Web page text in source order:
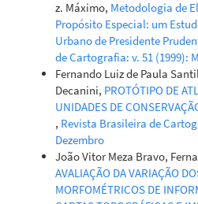
z. Máximo, Metodologia de
Propósito Especial: um
Urbano de Presidente
de Cartografia: v. 51 (1999):
Fernando Luiz de Paula
Decanini, PROTÓTIPO DE
UNIDADES DE
, Revista Brasileira de
Dezembro
João Vitor Meza Bravo,
AVALIAÇÃO DA VARIAÇÃO
MORFOMÉTRICOS DE